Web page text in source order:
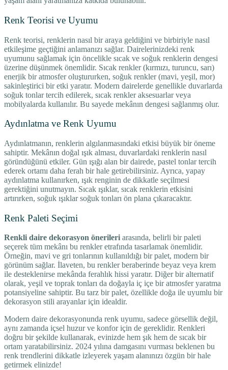
Renk Teorisi ve Uyumu
Renk teorisi, renklerin nasıl bir araya geldiğini ve birbiriyle nasıl
etkileşime geçtiğini anlamanızı sağlar. Dairelerinizdeki renk
uyumunu sağlamak için öncelikle sıcak ve soğuk renklerin dengesi
üzerine düşünmek önemlidir. Sıcak renkler (kırmızı, turuncu, sarı)
enerjik bir atmosfer oluştururken, soğuk renkler (mavi, yeşil, mor)
sakinleştirici bir etki yaratır. Modern dairelerde genellikle duvarlarda
soğuk tonlar tercih edilerek, sıcak renkler aksesuarlar veya
mobilyalarda kullanılır. Bu sayede mekânın dengesi sağlanmış olur.
Aydınlatma ve Renk Uyumu
Aydınlatmanın, renklerin algılanmasındaki etkisi büyük bir öneme
sahiptir. Mekânın doğal ışık alması, duvarlardaki renklerin nasıl
göründüğünü etkiler. Gün ışığı alan bir dairede, pastel tonlar tercih
ederek ortamı daha ferah bir hale getirebilirsiniz. Ayrıca, yapay
aydınlatma kullanırken, ışık renginin de dikkatle seçilmesi
gerektiğini unutmayın. Sıcak ışıklar, sıcak renklerin etkisini
artırırken, soğuk ışıklar soğuk tonları ön plana çıkaracaktır.
Renk Paleti Seçimi
Renkli daire dekorasyon önerileri arasında, belirli bir paleti
seçerek tüm mekânı bu renkler etrafında tasarlamak önemlidir.
Örneğin, mavi ve gri tonlarının kullanıldığı bir palet, modern bir
görünüm sağlar. İlaveten, bu renkler beraberinde beyaz veya krem
ile desteklenirse mekânda ferahlık hissi yaratır. Diğer bir alternatif
olarak, yeşil ve toprak tonları da doğayla iç içe bir atmosfer yaratma
potansiyeline sahiptir. Bu tarz bir palet, özellikle doğa ile uyumlu bir
dekorasyon stili arayanlar için idealdir.
Modern daire dekorasyonunda renk uyumu, sadece görsellik değil,
aynı zamanda içsel huzur ve konfor için de gereklidir. Renkleri
doğru bir şekilde kullanarak, evinizde hem şık hem de sıcak bir
ortam yaratabilirsiniz. 2024 yılına damgasını vurması beklenen bu
renk trendlerini dikkatle izleyerek yaşam alanınızı özgün bir hale
getirmek elinizde!